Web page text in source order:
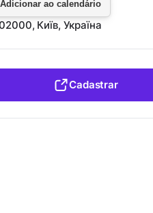
Київ, Україна
Cadastrar